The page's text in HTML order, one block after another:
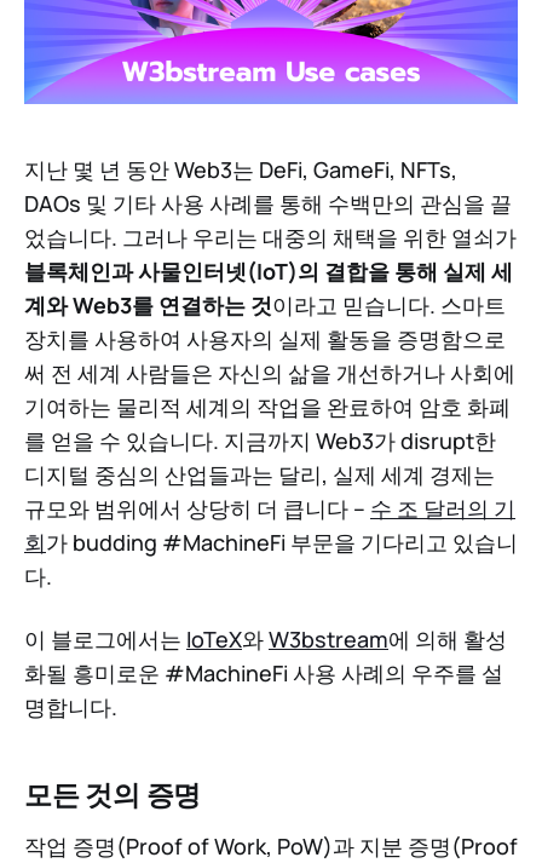
지난 몇 년 동안 Web3는 DeFi, GameFi, NFTs,
DAOs 및 기타 사용 사례를 통해 수백만의 관심을 끌
었습니다. 그러나 우리는 대중의 채택을 위한 열쇠가
블록체인과 사물인터넷(IoT)의 결합을 통해 실제 세
계와 Web3를 연결하는 것이라고 믿습니다. 스마트
장치를 사용하여 사용자의 실제 활동을 증명함으로
써 전 세계 사람들은 자신의 삶을 개선하거나 사회에
기여하는 물리적 세계의 작업을 완료하여 암호 화폐
를 얻을 수 있습니다. 지금까지 Web3가 disrupt한
디지털 중심의 산업들과는 달리, 실제 세계 경제는
규모와 범위에서 상당히 더 큽니다 -- 수 조 달러의 기
회가 budding #MachineFi 부문을 기다리고 있습니
다.
이 블로그에서는 IoTeX와W3bstream에 의해 활성
화될 흥미로운 #MachineFi 사용 사례의 우주를 설
명합니다.
모든 것의 증명
작업 증명(Proof of Work, PoW)과 지분 증명(Proof